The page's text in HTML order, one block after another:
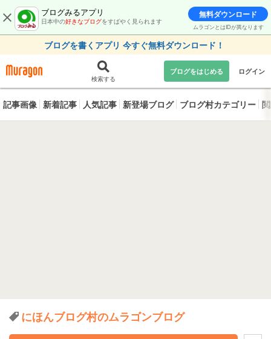
ブログみるアプリ
日本中の好きなブログをすばやく見られます
無料ダウンロード
ムラゴンとはIDが異なります
ブログを書くアプリ 今すぐ無料ダウンロード！
検索する
ブログをはじめる ログイン
記事画像 新着記事 人気記事 新登場ブログ ブログ村カテゴリー
にほんブログ村のムラゴンブログ